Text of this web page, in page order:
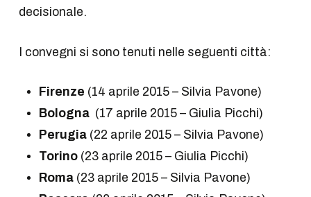
decisionale.
I convegni si sono tenuti nelle seguenti città:
Firenze (14 aprile 2015 – Silvia Pavone)
Bologna (17 aprile 2015 – Giulia Picchi)
Perugia (22 aprile 2015 – Silvia Pavone)
Torino (23 aprile 2015 – Giulia Picchi)
Roma (23 aprile 2015 – Silvia Pavone)